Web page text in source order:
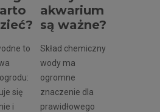
to
się
i
akwarium
są ważne?
Skład chemiczny
wody ma
ogromne
znaczenie dla
prawidłowego